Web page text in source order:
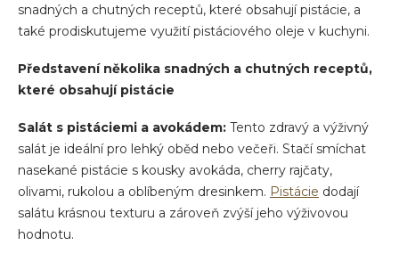
snadných a chutných receptů, které obsahují pistácie, a
také prodiskutujeme využití pistáciového oleje v kuchyni.
Představení několika snadných a chutných receptů,
které obsahují pistácie
Salát s pistáciemi a avokádem: Tento zdravý a výživný
salát je ideální pro lehký oběd nebo večeři. Stačí smíchat
nasekané pistácie s kousky avokáda, cherry rajčaty,
olivami, rukolou a oblíbeným dresinkem. Pistácie dodají
salátu krásnou texturu a zároveň zvýší jeho výživovou
hodnotu.